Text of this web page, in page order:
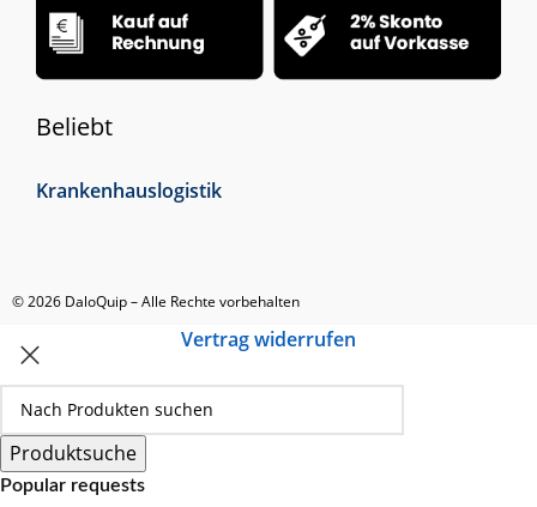
Beliebt
Krankenhauslogistik
© 2026 DaloQuip – Alle Rechte vorbehalten
Produktsuche
Popular requests
Vertrag widerrufen